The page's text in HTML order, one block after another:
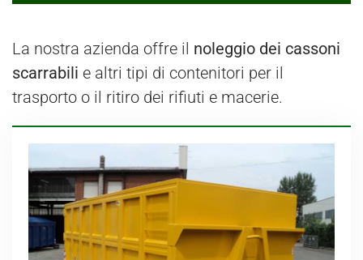
La nostra azienda offre il noleggio dei cassoni
scarrabili e altri tipi di contenitori per il
trasporto o il ritiro dei rifiuti e macerie.